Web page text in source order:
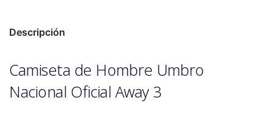
Descripción
Camiseta de Hombre Umbro
Nacional Oficial Away 3